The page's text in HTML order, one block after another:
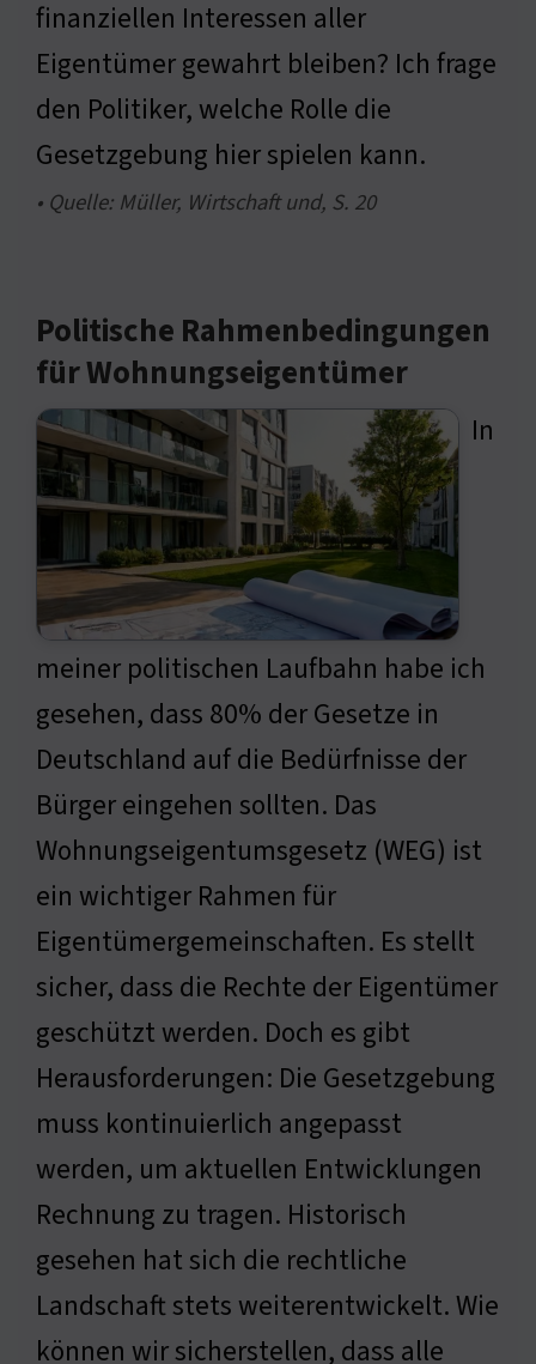
finanziellen Interessen aller
Eigentümer gewahrt bleiben? Ich frage
den Politiker, welche Rolle die
Gesetzgebung hier spielen kann.
• Quelle: Müller, Wirtschaft und, S. 20
Politische Rahmenbedingungen
für Wohnungseigentümer
In
meiner politischen Laufbahn habe ich
gesehen, dass 80% der Gesetze in
Deutschland auf die Bedürfnisse der
Bürger eingehen sollten. Das
Wohnungseigentumsgesetz (WEG) ist
ein wichtiger Rahmen für
Eigentümergemeinschaften. Es stellt
sicher, dass die Rechte der Eigentümer
geschützt werden. Doch es gibt
Herausforderungen: Die Gesetzgebung
muss kontinuierlich angepasst
werden, um aktuellen Entwicklungen
Rechnung zu tragen. Historisch
gesehen hat sich die rechtliche
Landschaft stets weiterentwickelt. Wie
können wir sicherstellen, dass alle